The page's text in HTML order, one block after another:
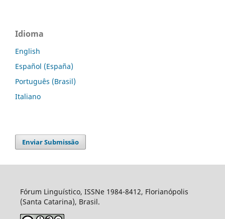
Idioma
English
Español (España)
Português (Brasil)
Italiano
Enviar Submissão
Fórum Linguístico, ISSNe 1984-8412, Florianópolis
(Santa Catarina), Brasil.